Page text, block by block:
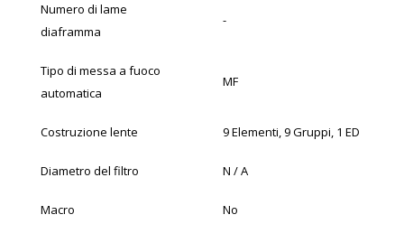
Numero di lame
diaframma
-
Tipo di messa a fuoco
automatica
MF
Costruzione lente 9 Elementi, 9 Gruppi, 1 ED
Diametro del filtro N / A
Macro No